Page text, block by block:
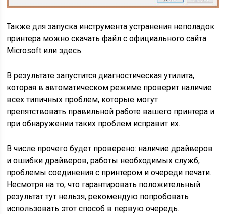
Также для запуска инструмента устранения неполадок
принтера можно скачать файл с официального сайта
Microsoft или здесь.
В результате запустится диагностическая утилита,
которая в автоматическом режиме проверит наличие
всех типичных проблем, которые могут
препятствовать правильной работе вашего принтера и
при обнаружении таких проблем исправит их.
В числе прочего будет проверено: наличие драйверов
и ошибки драйверов, работы необходимых служб,
проблемы соединения с принтером и очереди печати.
Несмотря на то, что гарантировать положительный
результат тут нельзя, рекомендую попробовать
использовать этот способ в первую очередь.